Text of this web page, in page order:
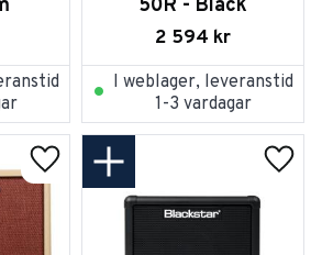
50R - Black
2 594 kr
I weblager, leveranstid
1-3 vardagar
Lägg till i favoriter